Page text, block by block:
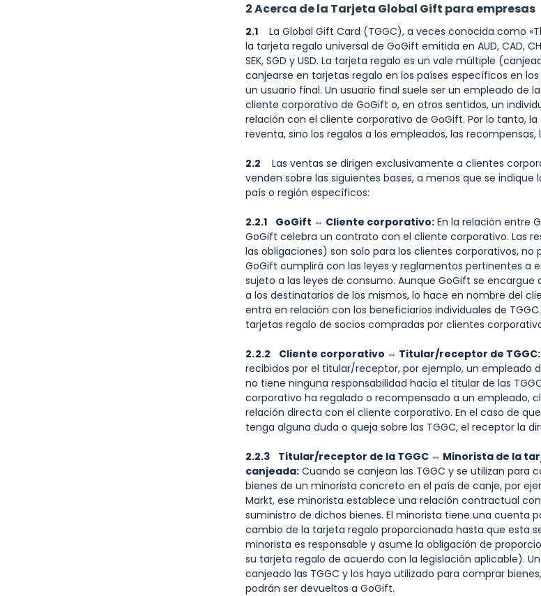
2 Acerca de la Tarjeta Global Gift para empresas
2.1 La Global Gift Card (TGGC), a veces conocida como
la tarjeta regalo universal de GoGift emitida en AUD, CAD, CHF,
SEK, SGD y USD. La tarjeta regalo es un vale múltiple
canjearse en tarjetas regalo en los países específicos en
un usuario final. Un usuario final suele ser un empleado de
cliente corporativo de GoGift o, en otros sentidos, un
relación con el cliente corporativo de GoGift. Por lo tanto, la
reventa, sino los regalos a los empleados, las recompensas,
2.2 Las ventas se dirigen exclusivamente a clientes
venden sobre las siguientes bases, a menos que se
país o región específicos:
2.2.1 GoGift ⇔ Cliente corporativo: En la relación entre
GoGift celebra un contrato con el cliente corporativo. Las
las obligaciones) son solo para los clientes corporativos, no
GoGift cumplirá con las leyes y reglamentos pertinentes a
sujeto a las leyes de consumo. Aunque GoGift se encargue
a los destinatarios de los mismos, lo hace en nombre del
entra en relación con los beneficiarios individuales de
tarjetas regalo de socios compradas por clientes
2.2.2 Cliente corporativo ⇔ Titular/receptor de TGGC:
recibidos por el titular/receptor, por ejemplo, un empleado
no tiene ninguna responsabilidad hacia el titular de las
corporativo ha regalado o recompensado a un empleado,
relación directa con el cliente corporativo. En el caso de
tenga alguna duda o queja sobre las TGGC, el receptor la
2.2.3 Titular/receptor de la TGGC ⇔ Minorista de la
canjeada: Cuando se canjean las TGGC y se utilizan para
bienes de un minorista concreto en el país de canje, por
Markt, ese minorista establece una relación contractual
suministro de dichos bienes. El minorista tiene una cuenta
cambio de la tarjeta regalo proporcionada hasta que esta
minorista es responsable y asume la obligación de
su tarjeta regalo de acuerdo con la legislación aplicable).
canjeado las TGGC y los haya utilizado para comprar
podrán ser devueltos a GoGift.